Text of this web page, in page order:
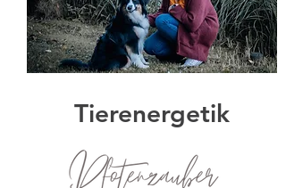
Tierenergetik